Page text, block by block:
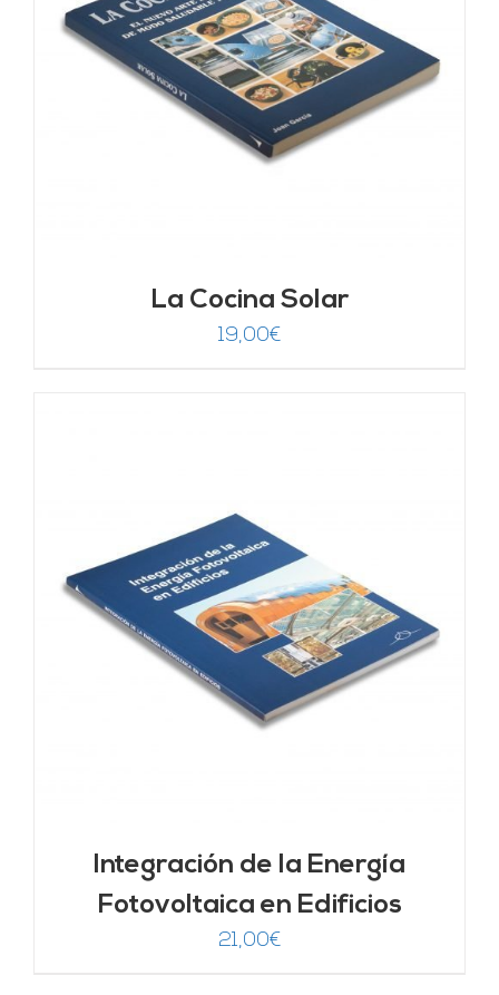
La Cocina Solar
19,00€
Integración de la Energía
Fotovoltaica en Edificios
21,00€